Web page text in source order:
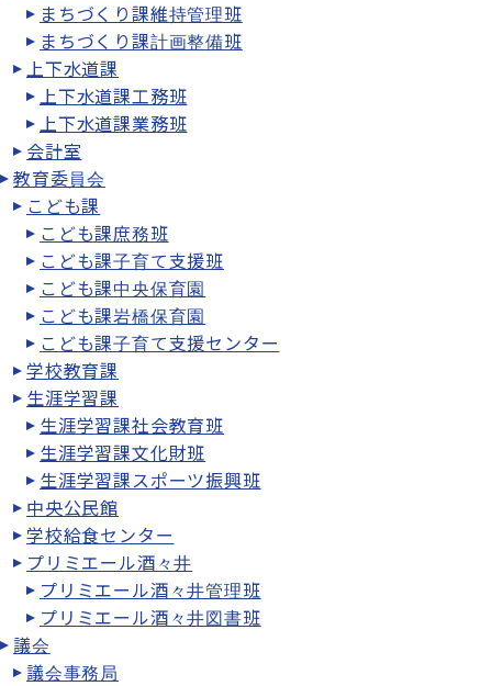
まちづくり課維持管理班
まちづくり課計画整備班
上下水道課
上下水道課工務班
上下水道課業務班
会計室
教育委員会
こども課
こども課庶務班
こども課子育て支援班
こども課中央保育園
こども課岩橋保育園
こども課子育て支援センター
学校教育課
生涯学習課
生涯学習課社会教育班
生涯学習課文化財班
生涯学習課スポーツ振興班
中央公民館
学校給食センター
プリミエール酒々井
プリミエール酒々井管理班
プリミエール酒々井図書班
議会
議会事務局